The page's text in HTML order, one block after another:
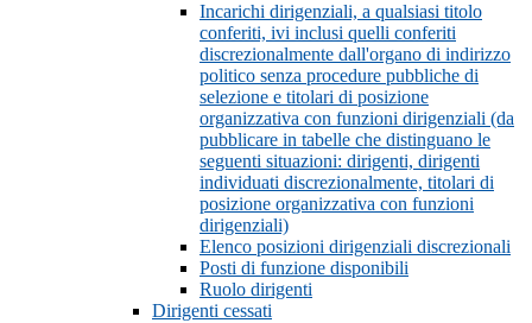
Incarichi dirigenziali, a qualsiasi titolo
conferiti, ivi inclusi quelli conferiti
discrezionalmente dall'organo di indirizzo
politico senza procedure pubbliche di
selezione e titolari di posizione
organizzativa con funzioni dirigenziali (da
pubblicare in tabelle che distinguano le
seguenti situazioni: dirigenti, dirigenti
individuati discrezionalmente, titolari di
posizione organizzativa con funzioni
dirigenziali)
Elenco posizioni dirigenziali discrezionali
Posti di funzione disponibili
Ruolo dirigenti
Dirigenti cessati